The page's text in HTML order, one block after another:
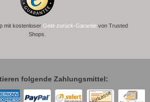
mit kostenloser Geld-zurück-Garantievon Trusted
Shops.
folgende Zahlungsmittel: